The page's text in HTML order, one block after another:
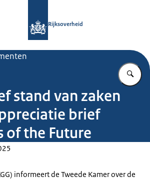
Rijksoverheid
stand van zaken
brief
of the Future
informeert de Tweede Kamer over de